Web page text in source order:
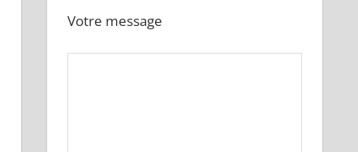
Votre message